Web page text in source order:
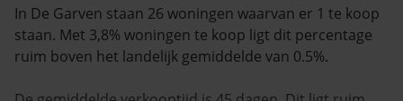
In De Garven staan 26 woningen waarvan er 1 te koop
staan. Met 3,8% woningen te koop ligt dit percentage
ruim boven het landelijk gemiddelde van 0.5%.